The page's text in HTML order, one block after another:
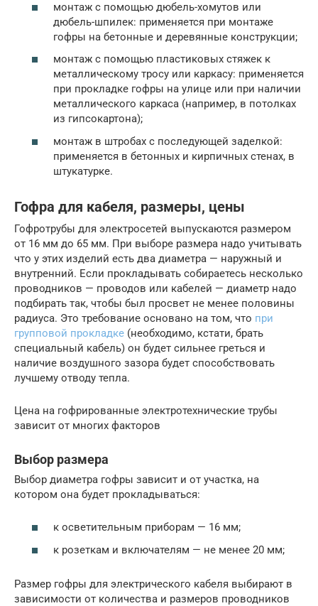
монтаж с помощью дюбель-хомутов или
дюбель-шпилек: применяется при монтаже
гофры на бетонные и деревянные конструкции;
монтаж с помощью пластиковых стяжек к
металлическому тросу или каркасу: применяется
при прокладке гофры на улице или при наличии
металлического каркаса (например, в потолках
из гипсокартона);
монтаж в штробах с последующей заделкой:
применяется в бетонных и кирпичных стенах, в
штукатурке.
Гофра для кабеля, размеры, цены
Гофротрубы для электросетей выпускаются размером
от 16 мм до 65 мм. При выборе размера надо учитывать
что у этих изделий есть два диаметра — наружный и
внутренний. Если прокладывать собираетесь несколько
проводников — проводов или кабелей — диаметр надо
подбирать так, чтобы был просвет не менее половины
радиуса. Это требование основано на том, что при
групповой прокладке (необходимо, кстати, брать
специальный кабель) он будет сильнее греться и
наличие воздушного зазора будет способствовать
лучшему отводу тепла.
Цена на гофрированные электротехнические трубы
зависит от многих факторов
Выбор размера
Выбор диаметра гофры зависит и от участка, на
котором она будет прокладываться:
к осветительным приборам — 16 мм;
к розеткам и включателям — не менее 20 мм;
Размер гофры для электрического кабеля выбирают в
зависимости от количества и размеров проводников